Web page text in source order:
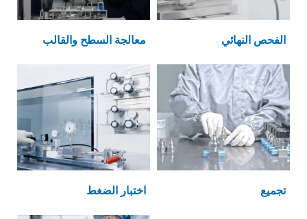
معالجة السطح والقالب الفحص النهائي
اختبار الضغط تجميع